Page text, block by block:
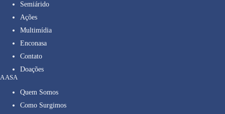
Semiárido
Ações
Multimídia
Enconasa
Contato
Doações
A ASA
Quem Somos
Como Surgimos